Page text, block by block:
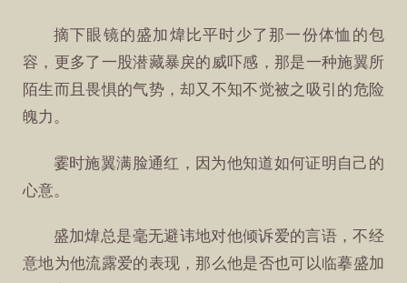
摘下眼镜的盛加煒比平时少了那一份体恤的包
容，更多了一股潜藏暴戾的威吓感，那是一种施翼所
陌生而且畏惧的气势，却又不知不觉被之吸引的危险
魄力。
霎时施翼满脸通红，因为他知道如何证明自己的
心意。
盛加煒总是毫无避讳地对他倾诉爱的言语，不经
意地为他流露爱的表现，那么他是否也可以临摹盛加